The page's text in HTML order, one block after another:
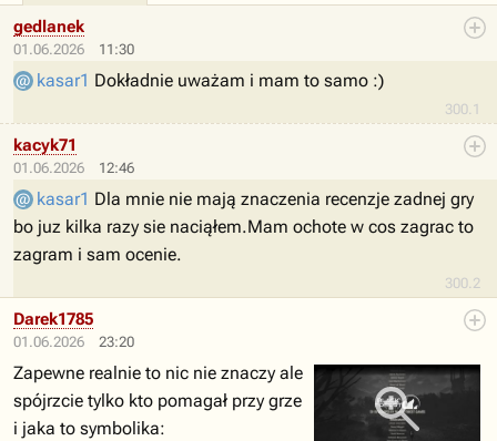
01.06.2026 11:30
300.1
gedlanek
kasar1 Dokładnie uważam i mam to samo :)
01.06.2026 12:46
300.2
kacyk71
kasar1 Dla mnie nie mają znaczenia recenzje zadnej gry
bo juz kilka razy sie naciąłem.Mam ochote w cos zagrac to
zagram i sam ocenie.
01.06.2026 23:20
Darek1785
Zapewne realnie to nic nie znaczy ale
spójrzcie tylko kto pomagał przy grze
i jaka to symbolika: